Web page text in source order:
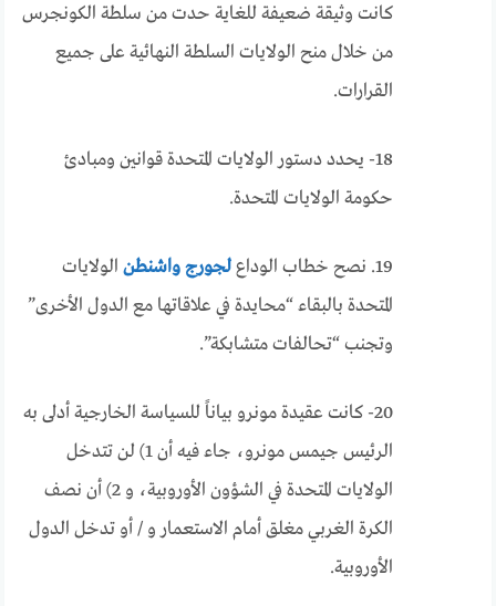
كانت وثيقة ضعيفة للغاية حدت من سلطة الكونجرس
من خلال منح الولايات السلطة النهائية على جميع
القرارات.
18- يحدد دستور الولايات المتحدة قوانين ومبادئ
حكومة الولايات المتحدة.
19. نصح خطاب الوداع لجورج واشنطن الولايات
المتحدة بالبقاء “محايدة في علاقاتها مع الدول الأخرى”
وتجنب “تحالفات متشابكة”.
20- كانت عقيدة مونرو بياناً للسياسة الخارجية أدلى به
الرئيس جيمس مونرو، جاء فيه أن 1) لن تتدخل
الولايات المتحدة في الشؤون الأوروبية، و 2) أن نصف
الكرة الغربي مغلق أمام الاستعمار و / أو تدخل الدول
الأوروبية.